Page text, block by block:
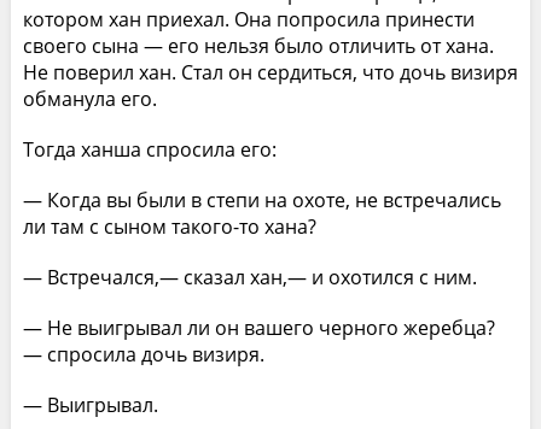
котором хан приехал. Она попросила принести
своего сына — его нельзя было отличить от хана.
Не поверил хан. Стал он сердиться, что дочь визиря
обманула его.
Тогда ханша спросила его:
— Когда вы были в степи на охоте, не встречались
ли там с сыном такого-то хана?
— Встречался,— сказал хан,— и охотился с ним.
— Не выигрывал ли он вашего черного жеребца?
— спросила дочь визиря.
— Выигрывал.